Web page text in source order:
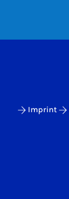
Imprint